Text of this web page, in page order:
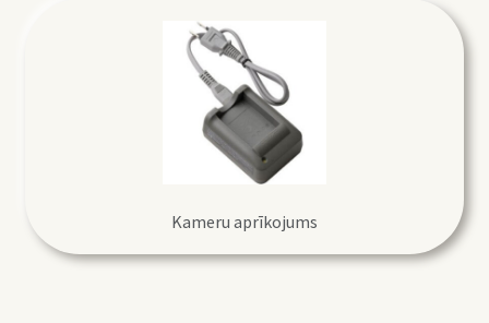
Kameru aprīkojums